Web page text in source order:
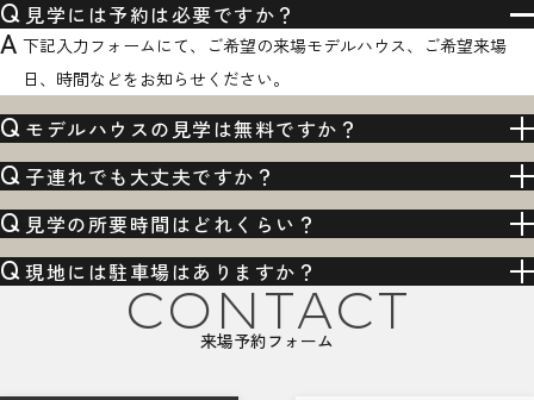
Q見学には予約は必要ですか？
A 下記入力フォームにて、ご希望の来場モデルハウス、ご希望来場
日、時間などをお知らせください。
Qモデルハウスの見学は無料ですか？
Q子連れでも大丈夫ですか？
Q見学の所要時間はどれくらい？
Q現地には駐車場はありますか？
CONTACT
来場予約フォーム